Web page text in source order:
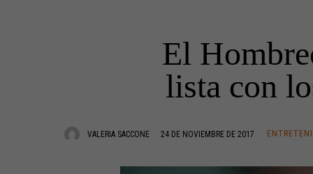
El
lista con
VALERIA SACCONE 24 DE NOVIEMBRE DE 2017